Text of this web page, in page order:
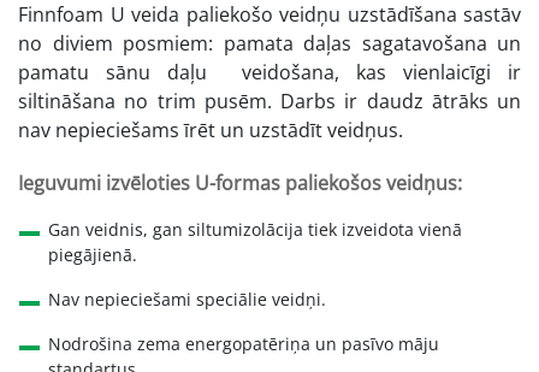
Finnfoam U veida paliekošo veidņu uzstādīšana sastāv
no diviem posmiem: pamata daļas sagatavošana un
pamatu sānu daļu veidošana, kas vienlaicīgi ir
siltināšana no trim pusēm. Darbs ir daudz ātrāks un
nav nepieciešams īrēt un uzstādīt veidņus.
Ieguvumi izvēloties U-formas paliekošos veidņus:
Gan veidnis, gan siltumizolācija tiek izveidota vienā
piegājienā.
Nav nepieciešami speciālie veidņi.
Nodrošina zema energopatēriņa un pasīvo māju